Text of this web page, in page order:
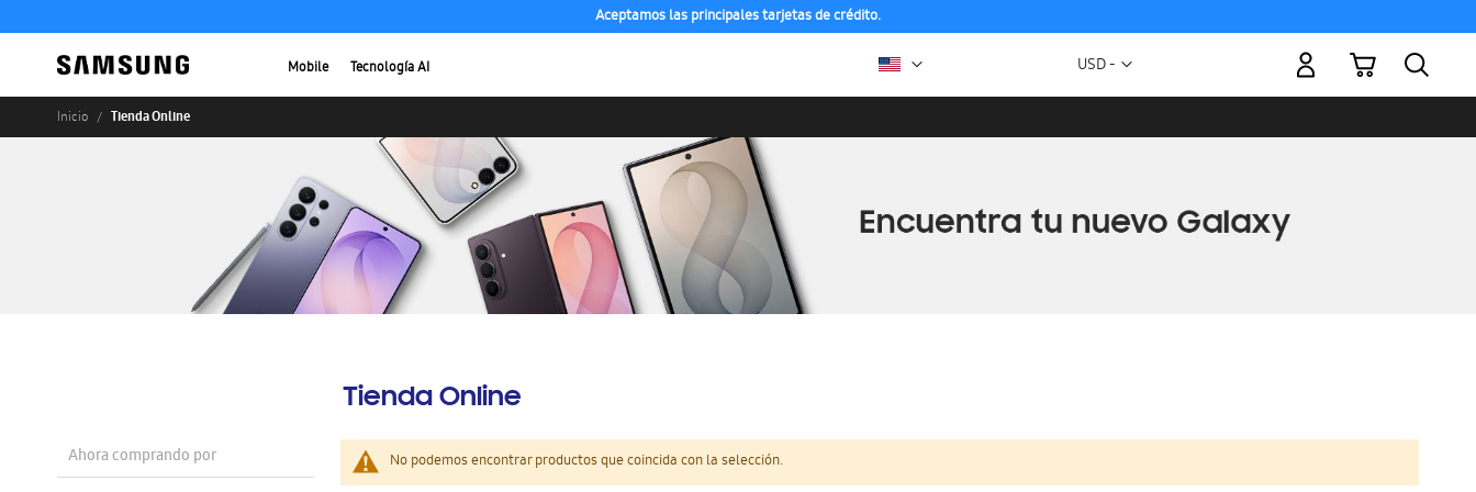
Aceptamos las principales tarjetas de crédito.
Mobile Tecnología AI Moneda
USD -
Mi carrito
Inicio Tienda Online
Tienda Online
No podemos encontrar productos que coincida con la selección.
Ahora comprando por